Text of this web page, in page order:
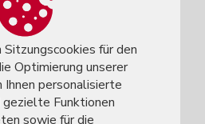
für den
Optimierung unserer
personalisierte
gezielte Funktionen
sowie für die